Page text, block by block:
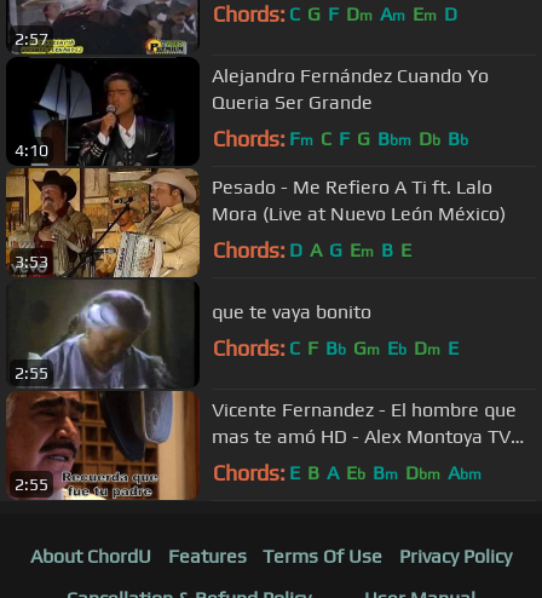
2:57
Chords: C G F Dm Am Em D
4:10
Alejandro Fernández Cuando Yo
Queria Ser Grande
Chords: Fm C F G Bbm Db Bb
3:53
Pesado - Me Refiero A Ti ft. Lalo
Mora (Live at Nuevo León México)
Chords: D A G Em B E
2:55
que te vaya bonito
Chords: C F Bb Gm Eb Dm E
2:55
Vicente Fernandez - El hombre que
mas te amó HD - Alex Montoya TV
🇪🇨🇦🇷🇲🇽
Chords: E B A Eb Bm Dbm Abm
About ChordU Features Terms Of Use
Privacy Policy